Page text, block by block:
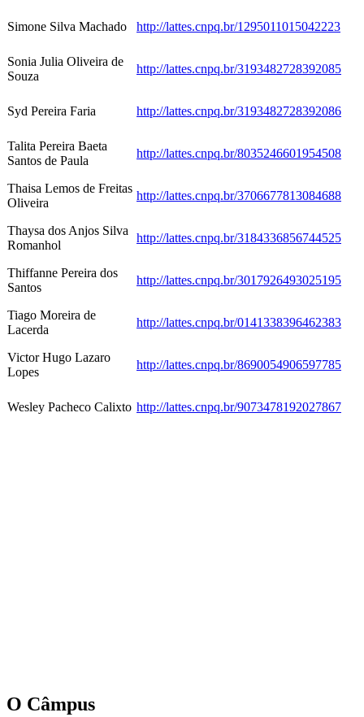
Simone Silva Machado http://lattes.cnpq.br/1295011015042223
Sonia Julia Oliveira de
Souza
http://lattes.cnpq.br/3193482728392085
Syd Pereira Faria http://lattes.cnpq.br/3193482728392086
Talita Pereira Baeta
Santos de Paula
http://lattes.cnpq.br/8035246601954508
Thaisa Lemos de Freitas
Oliveira
http://lattes.cnpq.br/3706677813084688
Thaysa dos Anjos Silva
Romanhol
http://lattes.cnpq.br/3184336856744525
Thiffanne Pereira dos
Santos
http://lattes.cnpq.br/3017926493025195
Tiago Moreira de
Lacerda
http://lattes.cnpq.br/0141338396462383
Victor Hugo Lazaro
Lopes
http://lattes.cnpq.br/8690054906597785
Wesley Pacheco Calixto http://lattes.cnpq.br/9073478192027867
O Câmpus